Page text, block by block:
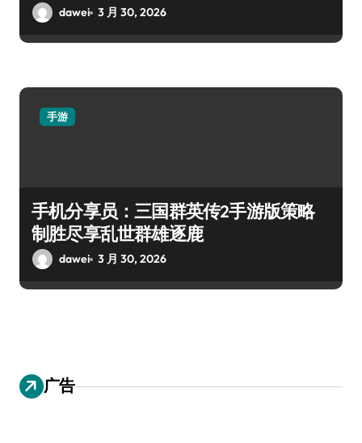
dawei 3 月 30, 2026
手游
手机分享员：三国群英传2手游版策略
制胜尽享乱世群雄逐鹿
dawei 3 月 30, 2026
广告